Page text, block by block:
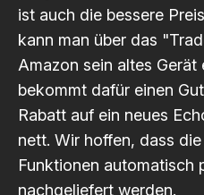
ist auch die bessere
kann man über das
Amazon sein altes Gerät
bekommt dafür einen
Rabatt auf ein neues
nett. Wir hoffen, dass
Funktionen automatisch
nachgeliefert werden.